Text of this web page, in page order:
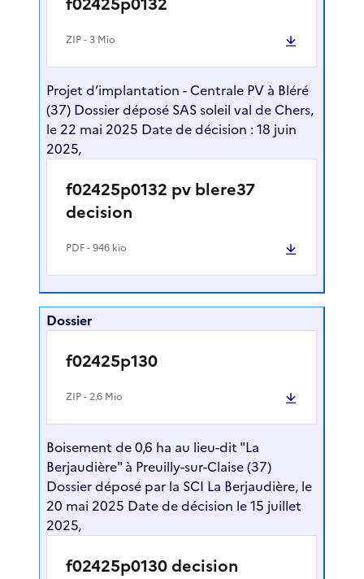
ZIP- 3 Mio
Projet d’implantation - Centrale PV à Bléré
(37) Dossier déposé SAS soleil val de Chers,
le 22 mai 2025 Date de décision : 18 juin
2025,
f02425p0132 pv blere37
decision
PDF- 946 kio
Dossier
f02425p130
ZIP- 2.6 Mio
Boisement de 0,6 ha au lieu-dit "La
Berjaudière" à Preuilly-sur-Claise (37)
Dossier déposé par la SCI La Berjaudière, le
20 mai 2025 Date de décision le 15 juillet
2025,
f02425p0130 decision